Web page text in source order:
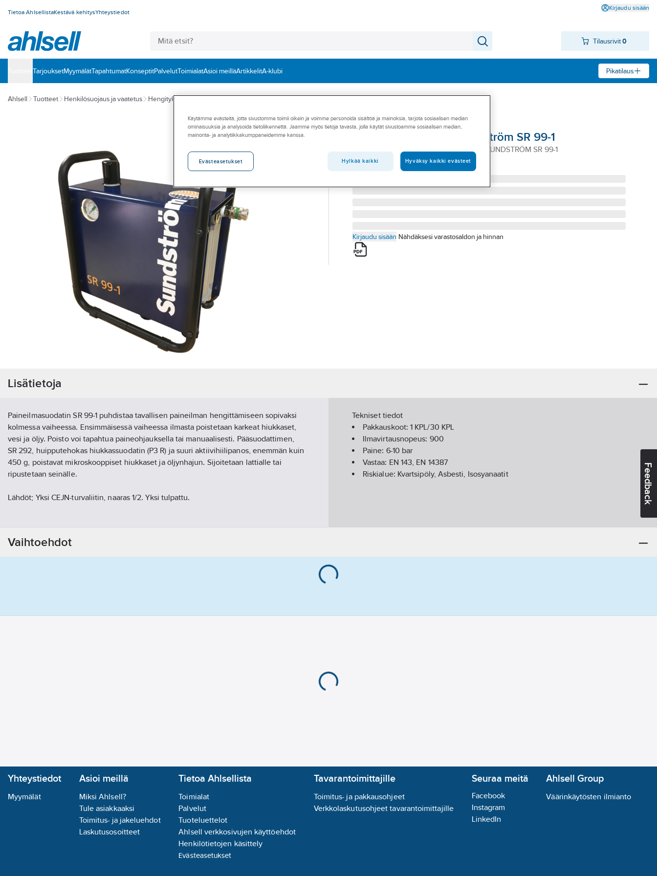
Tietoa AhlsellistaKestävä kehitysYhteystiedot
Kirjaudu sisään
Tilausrivit0
‎TarjouksetMyymälätTapahtumatKonseptitPalvelutToimialatAsioi meilläArtikkelitA-klubi Pikatilaus
Feedback
Ahlsell Tuotteet Henkilösuojaus ja vaatetus Hengityksensuojaimet
SUNDSTRÖM
Paineilmansuodatin Sundström SR 99-1
PAINEILMASUODATIN HENG.ILMALLE SUNDSTRÖM SR 99-1
Tuotenumero
485722
Toimittajan tuotenumero:
Kirjaudu sisään Nähdäksesi varastosaldon ja hinnan
Lisätietoja
Paineilmasuodatin SR 99-1 puhdistaa tavallisen paineilman hengittämiseen sopivaksi
kolmessa vaiheessa. Ensimmäisessä vaiheessa ilmasta poistetaan karkeat hiukkaset,
vesi ja öljy. Poisto voi tapahtua paineohjauksella tai manuaalisesti. Pääsuodattimen,
SR 292, huipputehokas hiukkassuodatin (P3 R) ja suuri aktiivihiilipanos, enemmän kuin
450 g, poistavat mikroskooppiset hiukkaset ja öljynhajun. Sijoitetaan lattialle tai
ripustetaan seinälle.
Lähdöt; Yksi CEJN-turvaliitin, naaras 1/2. Yksi tulpattu.
Suodatinsarjan hyväksynnät: EN 143:2000 ja EN 14387:2004.
Tulopaine: 6–10 bar
Tekniset tiedot
Pakkauskoot:1 KPL/30 KPL
Ilmavirtausnopeus: 900
Paine: 6-10 bar
Vastaa: EN 143, EN 14387
Riskialue: Kvartsipöly, Asbesti, Isosyanaatit
Vaihtoehdot
Yhteystiedot
Myymälät
Asioi meillä
Miksi Ahlsell?
Tule asiakkaaksi
Toimitus- ja jakeluehdot
Laskutusosoitteet
Tietoa Ahlsellista
Toimialat
Palvelut
Tuoteluettelot
Ahlsell verkkosivujen käyttöehdot
Henkilötietojen käsittely
Evästeasetukset
Tavarantoimittajille
Toimitus- ja pakkausohjeet
Verkkolaskutusohjeet tavarantoimittajille
Seuraa meitä
Facebook
Instagram
LinkedIn
Ahlsell Group
Väärinkäytösten ilmianto
Käytämme evästeitä, jotta sivustomme toimii oikein ja voimme personoida sisältöä ja mainoksia, tarjota sosiaalisen median
ominaisuuksia ja analysoida tietoliikennettä. Jaamme myös tietoja tavasta, jolla käytät sivustoamme sosiaalisen median,
mainonta- ja analytiikkakumppaneidemme kanssa.
Evästeasetukset Hylkää kaikki Hyväksy kaikki evästeet